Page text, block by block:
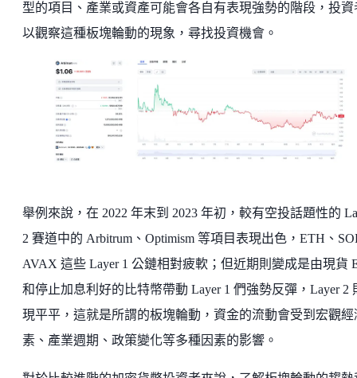
型的項目、產業或資產可能會各自有表現強勢的階段，投資
以觀察這種板塊輪動的現象，尋找投資機會。
舉例來說，在 2022 年末到 2023 年初，較有空投話題性的
2 賽道中的 Arbitrum、Optimism 等項目表現出色，ETH、
AVAX 這些 Layer 1 公鏈相對疲軟；但近期則變成是由現貨
和停止加息利好的比特幣帶動 Layer 1 們強勢反彈，Layer 2
現平平，這就是所謂的板塊輪動，資金的流動會受到宏觀經
素、產業週期、政策變化等多種因素的影響。